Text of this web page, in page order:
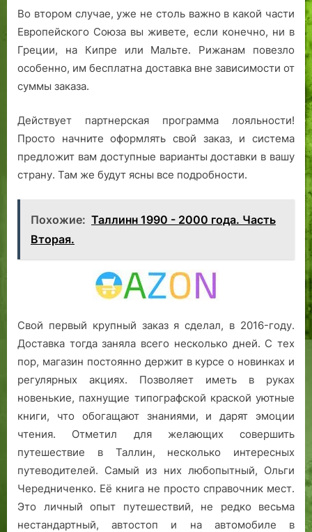
Во втором случае, уже не столь важно в какой части
Европейского Союза вы живете, если конечно, ни в
Греции, на Кипре или Мальте. Рижанам повезло
особенно, им бесплатна доставка вне зависимости от
суммы заказа.
Действует партнерская программа лояльности!
Просто начните оформлять свой заказ, и система
предложит вам доступные варианты доставки в вашу
страну. Там же будут ясны все подробности.
Похожие: Таллинн 1990 - 2000 года. Часть
Вторая.
Свой первый крупный заказ я сделал, в 2016-году.
Доставка тогда заняла всего несколько дней. С тех
пор, магазин постоянно держит в курсе о новинках и
регулярных акциях. Позволяет иметь в руках
новенькие, пахнущие типографской краской уютные
книги, что обогащают знаниями, и дарят эмоции
чтения. Отметил для желающих совершить
путешествие в Таллин, несколько интересных
путеводителей. Самый из них любопытный, Ольги
Чередниченко. Её книга не просто справочник мест.
Это личный опыт путешествий, не редко весьма
нестандартный, автостоп и на автомобиле в